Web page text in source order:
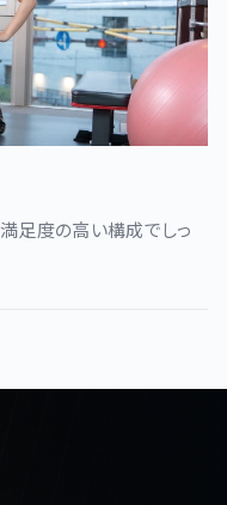
足度の高い構成でしっ